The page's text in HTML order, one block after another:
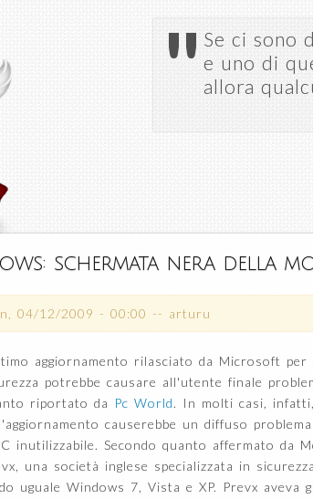
" Se ci sono
e uno di
allora
schermata nera della
04/12/2009 - 00:00 -- arturu
aggiornamento rilasciato da Microsoft
potrebbe causare all'utente finale
riportato da Pc World. In molti casi,
causerebbe un diffuso
inutilizzabile. Secondo quanto affermato da
una società inglese specializzata in
uguale Windows 7, Vista e XP. Prevx aveva